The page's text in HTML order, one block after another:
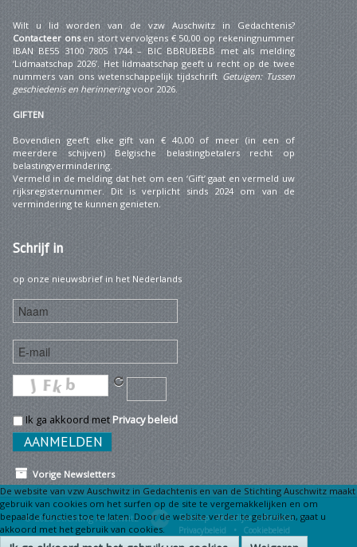
Wilt u lid worden van de vzw Auschwitz in Gedachtenis?
Contacteer onsen stort vervolgens € 50,00 op rekeningnummer
IBAN BE55 3100 7805 1744 – BIC BBRUBEBB met als melding
‘Lidmaatschap 2026’. Het lidmaatschap geeft u recht op de twee
nummers van ons wetenschappelijk tijdschrift Getuigen: Tussen
geschiedenis en herinneringvoor 2026.
GIFTEN
Bovendien geeft elke gift van € 40,00 of meer (in een of
meerdere schijven) Belgische belastingbetalers recht op
belastingvermindering.
Vermeld in de melding dat het om een ‘Gift’ gaat en vermeld uw
rijksregisternummer. Dit is verplicht sinds 2024 om van de
vermindering te kunnen genieten.
Schrijfin
op onze nieuwsbrief in het Nederlands
Ik ga akkoord metPrivacy beleid
Vorige Newsletters
Sitemap Wettelijke informatie •
Privacybeleid •
Cookiebeleid
© 2026 Stichting Auschwitz
De website van vzw Auschwitz in Gedachtenis en van de Stichting Auschwitz maakt
gebruik van cookies om het surfen op de site te vergemakkelijken en om
bepaalde functies toe te laten. Door de website verder te gebruiken, gaat u
akkoord met het gebruik van cookies.